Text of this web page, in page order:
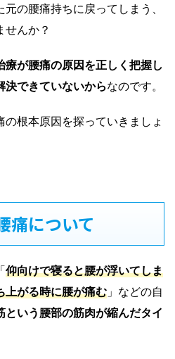
の腰痛持ちに戻ってしまう、
せんか？
療が腰痛の原因を正しく把握し
決できていないからなのです。
根本原因を探っていきましょ
痛について
仰向けで寝ると腰が浮いてしま
上がる時に腰が痛む 」などの自
という腰部の筋肉が縮んだタイ